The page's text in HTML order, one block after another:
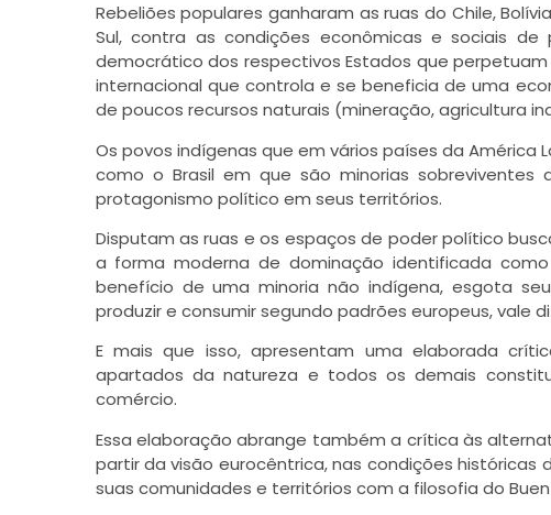
Rebeliões populares ganharam as ruas do Chile,
Sul, contra as condições econômicas e sociais
democrático dos respectivos Estados que
internacional que controla e se beneficia de uma
de poucos recursos naturais (mineração, agricultura
Os povos indígenas que em vários países da
como o Brasil em que são minorias
protagonismo político em seus territórios.
Disputam as ruas e os espaços de poder político
a forma moderna de dominação identificada
benefício de uma minoria não indígena, esgota
produzir e consumir segundo padrões europeus, vale
E mais que isso, apresentam uma elaborada
apartados da natureza e todos os demais
comércio.
Essa elaboração abrange também a crítica às
partir da visão eurocêntrica, nas condições históricas
suas comunidades e territórios com a filosofia do Buen